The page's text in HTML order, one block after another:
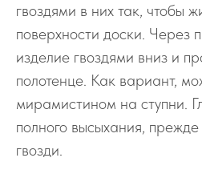
гвоздями в них так, чтобы
поверхности доски. Через
изделие гвоздями вниз и
полотенце. Как вариант,
мирамистином на ступни.
полного высыхания,
гвозди.